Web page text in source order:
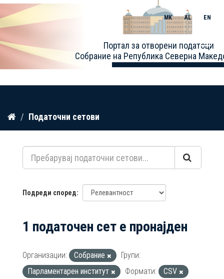
Прескокнете
содржина
Портал за отворени податоци
Собрание на Република Северна
MK AL EN
Toggle
Податочни сетови
Подреди според
1 податочен сет е пронајден
Организации: Собрание
Групи:
Парламентарен институт
Формати:
CSV